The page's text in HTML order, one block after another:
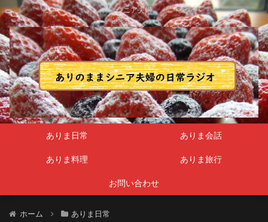
シニア夫婦
ありま日常 ありま会話
ありま料理 ありま旅行
お問い合わせ
ホーム ありま日常